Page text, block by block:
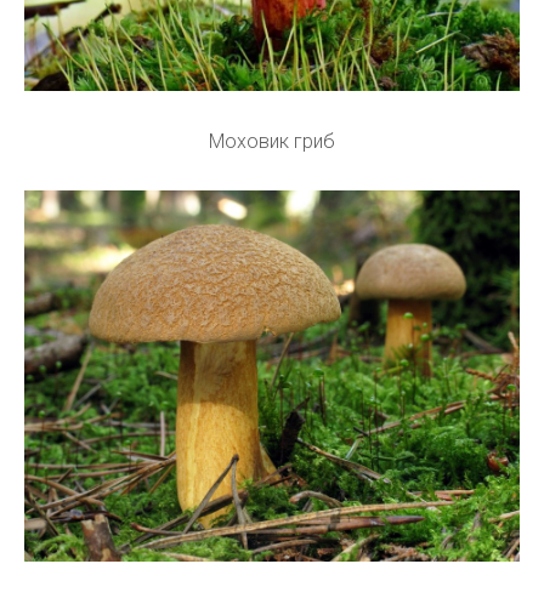
Моховик гриб